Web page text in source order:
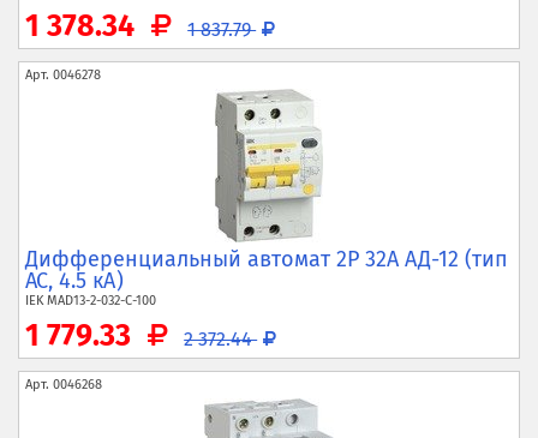
1 378.34 1 837.79
Арт. 0046278
Дифференциальный автомат 2P 32А АД-12 (тип
AC, 4.5 кА)
IEKMAD13-2-032-C-100
1 779.33 2 372.44
Арт. 0046268